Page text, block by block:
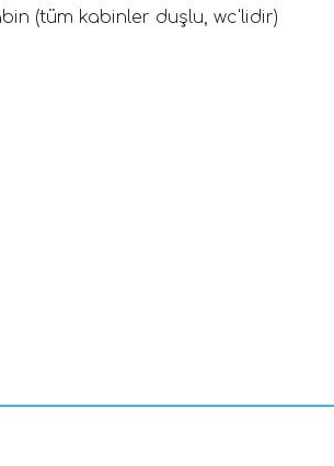
(tüm kabinler duşlu, wc'lidir)